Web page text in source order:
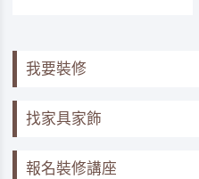
我要裝修
找家具家飾
報名裝修講座